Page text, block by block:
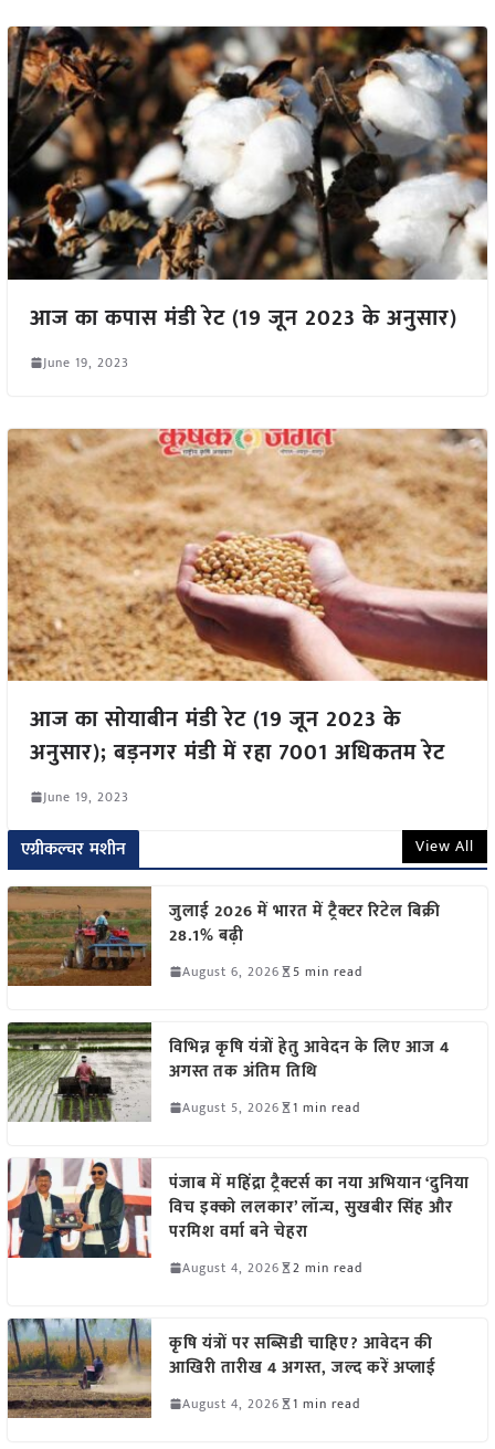
आज का कपास मंडी रेट (19 जून 2023 के अनुसार)
June 19, 2023
आज का सोयाबीन मंडी रेट (19 जून 2023 के
अनुसार); बड़नगर मंडी में रहा 7001 अधिकतम रेट
June 19, 2023
एग्रीकल्चर मशीन View All
जुलाई 2026 में भारत में ट्रैक्टर रिटेल बिक्री
28.1% बढ़ी
August 6, 2026 5 min read
विभिन्न कृषि यंत्रों हेतु आवेदन के लिए आज 4
अगस्त तक अंतिम तिथि
August 5, 2026 1 min read
पंजाब में महिंद्रा ट्रैक्टर्स का नया अभियान ‘दुनिया
विच इक्को ललकार’ लॉन्च, सुखबीर सिंह और
परमिश वर्मा बने चेहरा
August 4, 2026 2 min read
कृषि यंत्रों पर सब्सिडी चाहिए? आवेदन की
आखिरी तारीख 4 अगस्त, जल्द करें अप्लाई
August 4, 2026 1 min read